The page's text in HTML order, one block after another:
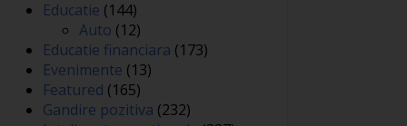
Educatie (144)
Auto (12)
Educatie financiara (173)
Evenimente (13)
Featured (165)
Gandire pozitiva (232)